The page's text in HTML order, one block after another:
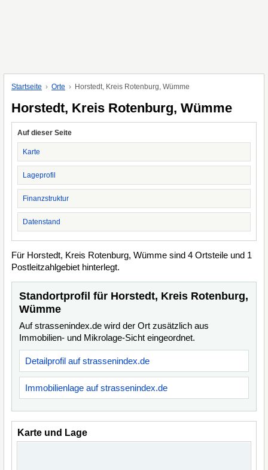
Startseite Orte Horstedt, Kreis Rotenburg, Wümme
Horstedt, Kreis Rotenburg, Wümme
Auf dieser Seite
Karte
Lageprofil
Finanzstruktur
Datenstand
Für Horstedt, Kreis Rotenburg, Wümme sind 4 Ortsteile und 1
Postleitzahlgebiet hinterlegt.
Standortprofil für Horstedt, Kreis Rotenburg,
Wümme
Auf strassenindex.de wird der Ort zusätzlich aus
Immobilien- und Mikrolage-Sicht eingeordnet.
Detailprofil auf strassenindex.de
Immobilienlage auf strassenindex.de
Karte und Lage